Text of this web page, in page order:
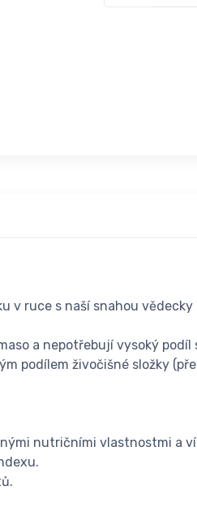
ruce s naší snahou
a nepotřebují vysoký
podílem živočišné složky
nutričními vlastnostmi a